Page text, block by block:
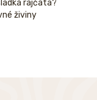
rajčata?
živiny